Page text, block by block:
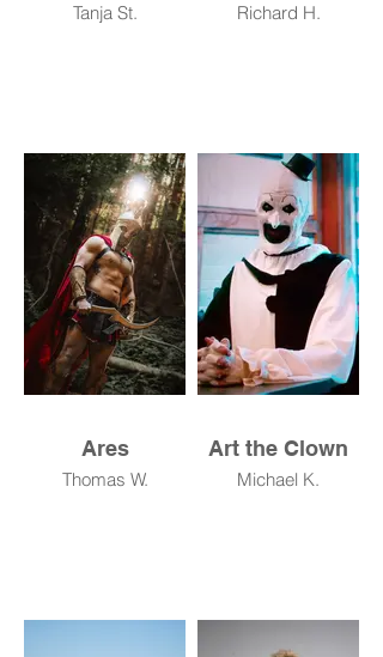
Tanja St. Richard H.
Ares
Thomas W.
Art the Clown
Michael K.